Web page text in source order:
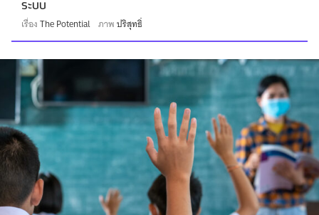
ระบบ
เรื่องThe Potential ภาพปริสุทธิ์